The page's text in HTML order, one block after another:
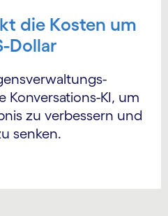
die Kosten um
Dollar
KI, um
zu verbessern und
senken.